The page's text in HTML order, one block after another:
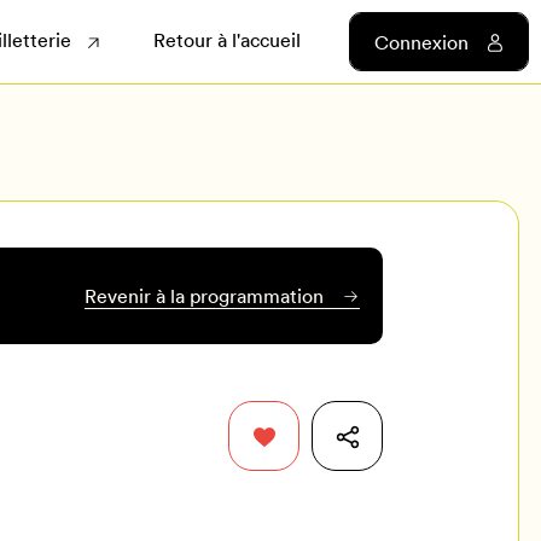
Retour à l'accueil Connexion
Revenir à la programmation